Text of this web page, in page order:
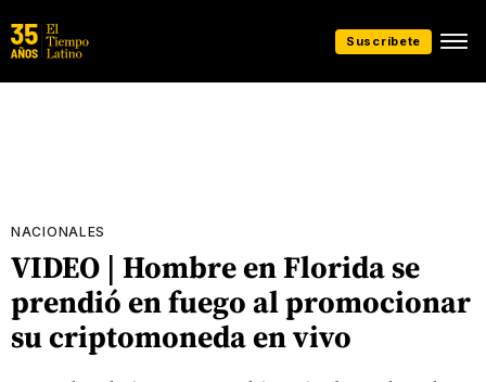
Suscríbete
NACIONALES
VIDEO | Hombre en Florida se
prendió en fuego al promocionar
su criptomoneda en vivo